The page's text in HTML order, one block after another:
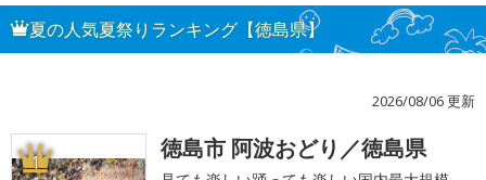
夏の人気夏祭りランキング【徳島県】
2026/08/06 更新
1 徳島市 阿波おどり／徳島県